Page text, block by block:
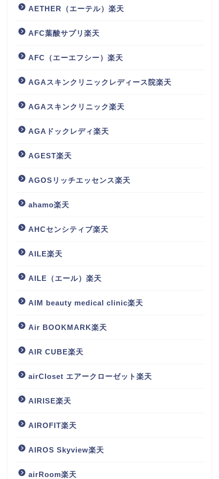
AETHER（エーテル）楽天
AFC葉酸サプリ楽天
AFC（エーエフシー）楽天
AGAスキンクリニックレディース院楽天
AGAスキンクリニック楽天
AGAドックレディ楽天
AGEST楽天
AGOSリッチエッセンス楽天
ahamo楽天
AHCセンシティブ楽天
AILE楽天
AILE（エール）楽天
AIM beauty medical clinic楽天
Air BOOKMARK楽天
AIR CUBE楽天
airCloset エアークローゼット楽天
AIRISE楽天
AIROFIT楽天
AIROS Skyview楽天
airRoom楽天